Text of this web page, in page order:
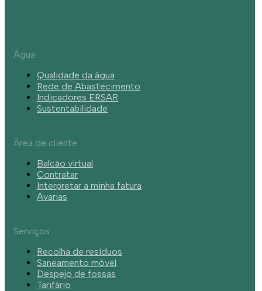
Água
Qualidade da água
Rede de Abastecimento
Indicadores ERSAR
Sustentabilidade
Área de cliente
Balcão virtual
Contratar
Interpretar a minha fatura
Avarias
Serviços
Recolha de resíduos
Saneamento móvel
Despejo de fossas
Tarifário